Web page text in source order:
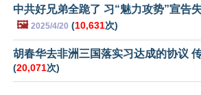
中共好兄弟全跪了 习“魅力攻势”宣告
🖼️ 2025/4/20 (10,631次)
胡春华去非洲三国落实习达成的协议
(20,071次)